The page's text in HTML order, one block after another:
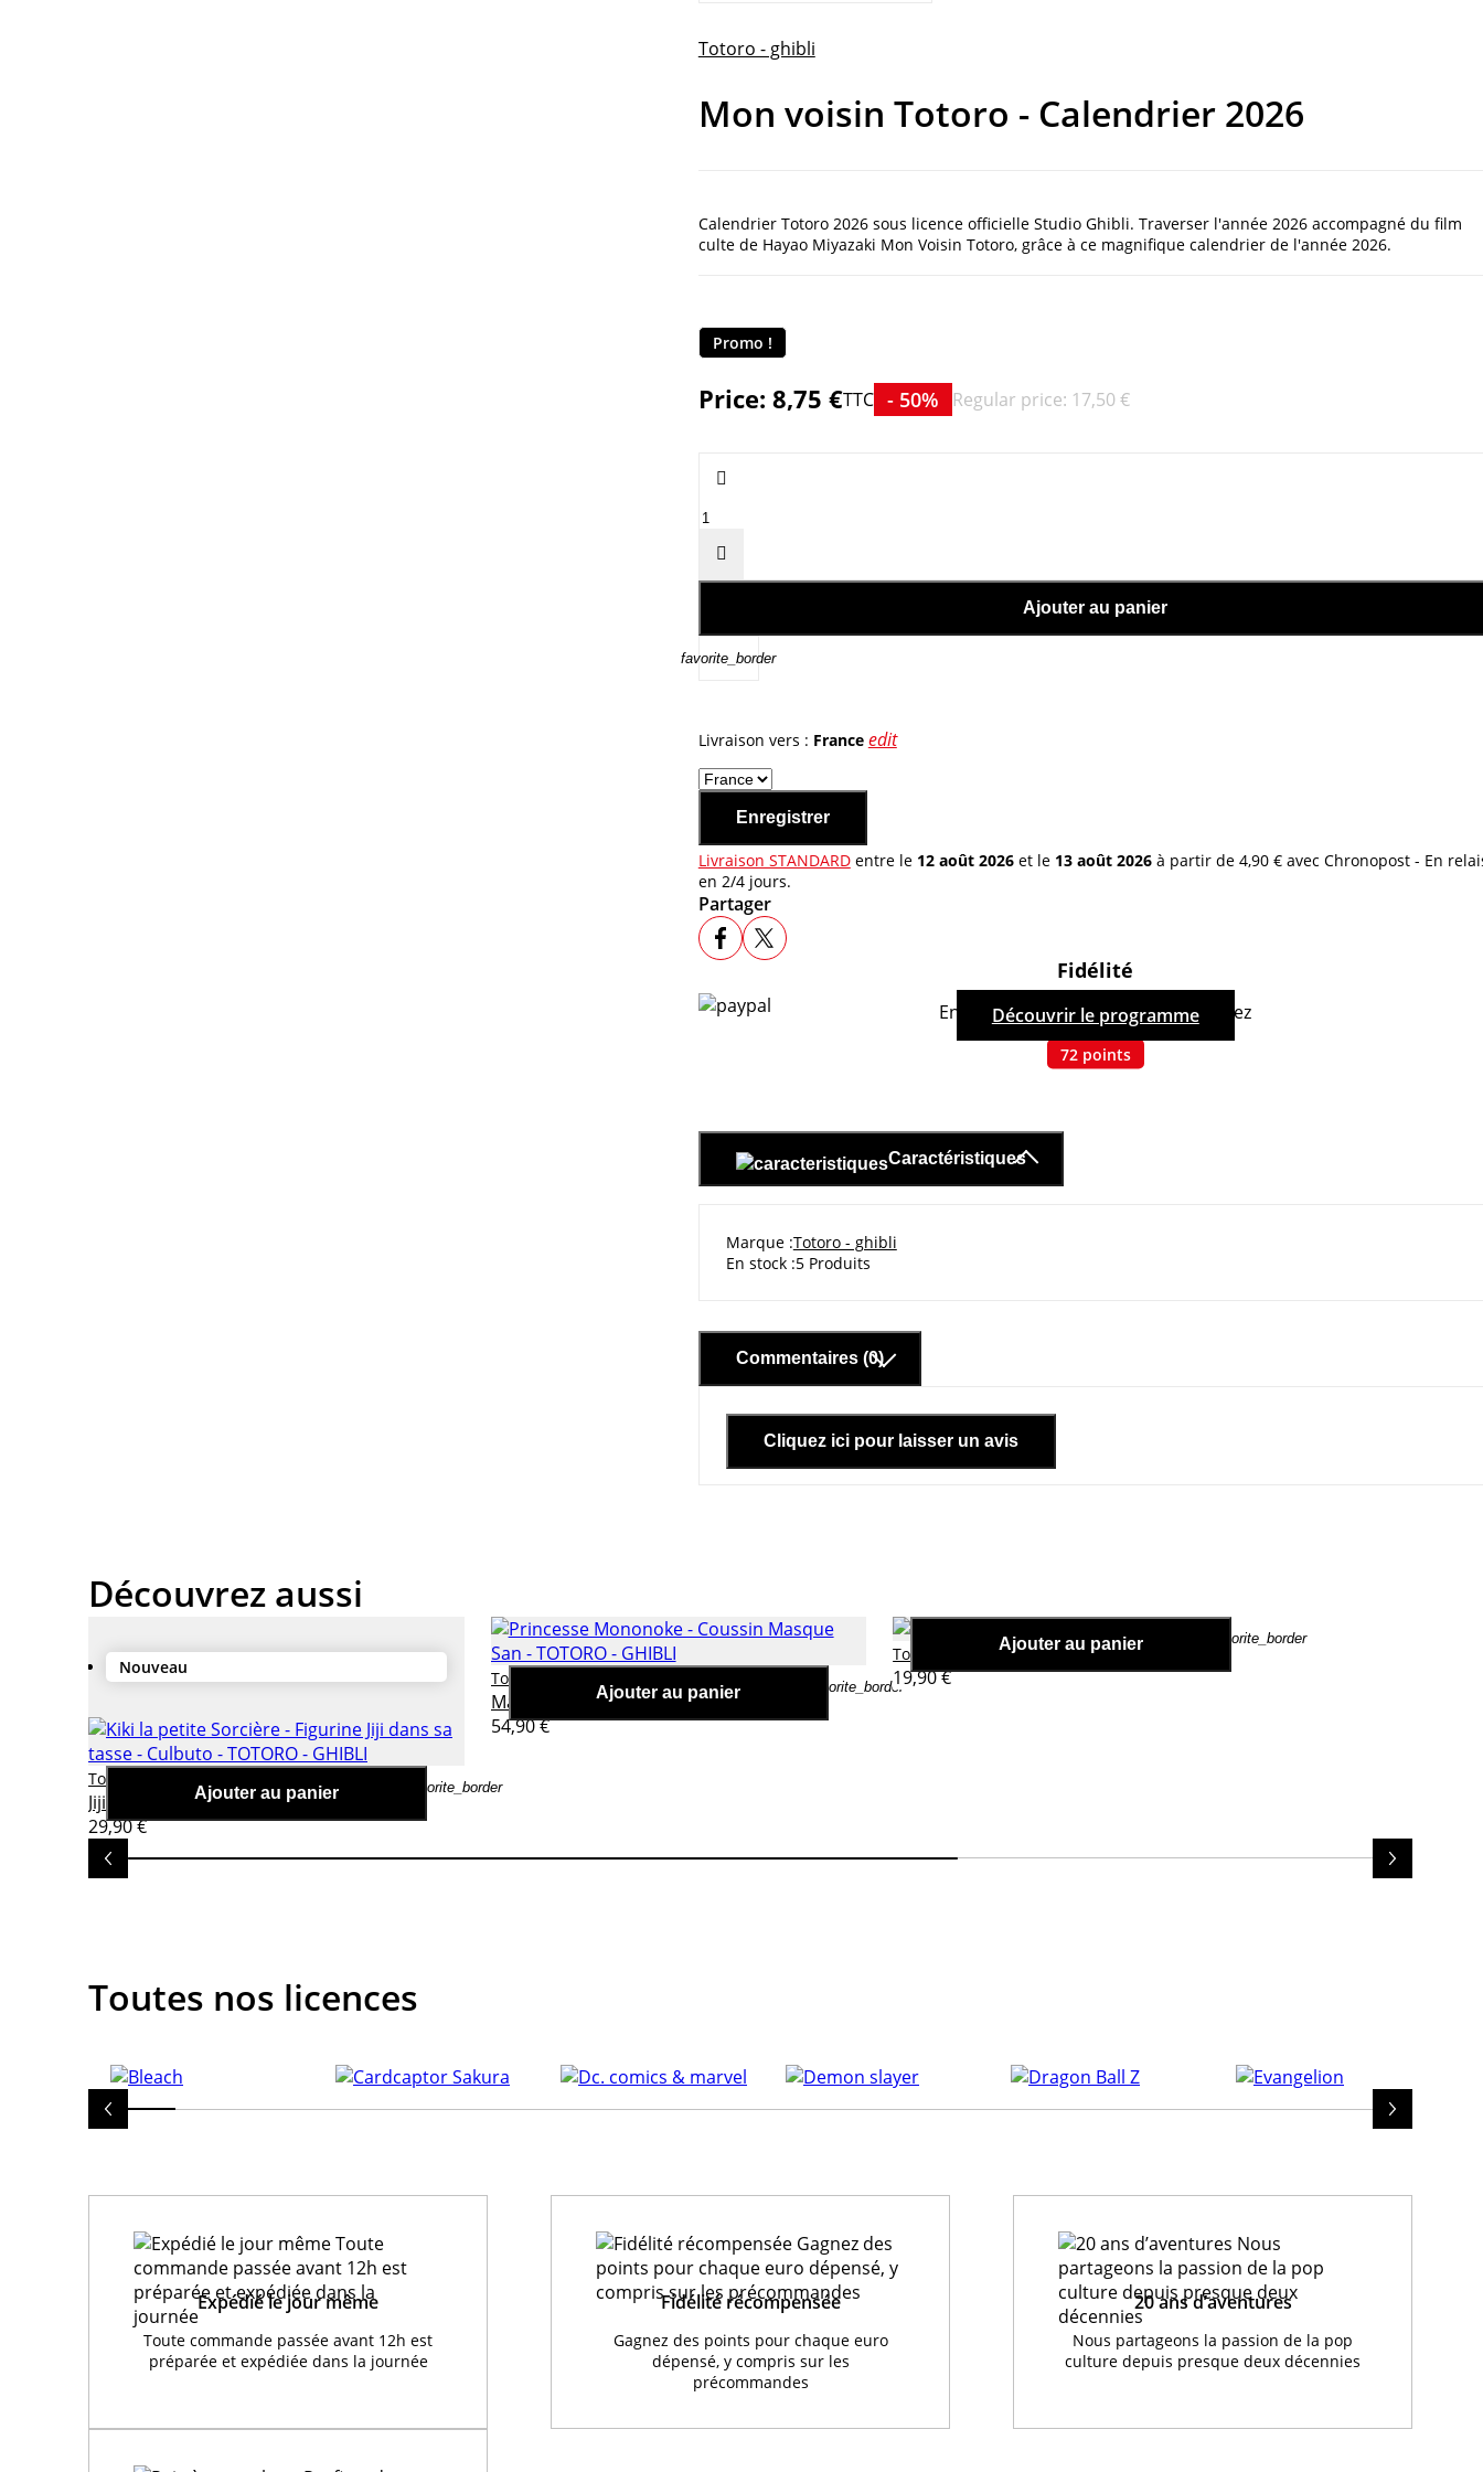
Totoro - ghibli
Mon voisin Totoro - Calendrier 2026
Calendrier Totoro 2026 sous licence officielle Studio Ghibli. Traverser l'année 2026 accompagné du film
culte de Hayao Miyazaki Mon Voisin Totoro, grâce à ce magnifique calendrier de l'année 2026.
Promo !
Price: 8,75 €TTC - 50% Regular price: 17,50 €


Ajouter au panier
favorite_border
Livraison vers : France edit
Enregistrer
Livraison STANDARDentre le 12 août 2026et le 13 août 2026à partir de 4,90 € avec Chronopost - En
en 2/4 jours.
Partager
Fidélité
En achetant ce produit, vous cumulez
72 points
Découvrir le programme
Caractéristiques
Marque Totoro - ghibli
En stock 5 Produits
Commentaires (0)
Cliquez ici pour laisser un avis
Découvrez aussi
Nouveau
Ajouter au panier favorite_border
Totoro - ghibli
Kiki la petite Sorcière - Figurine
Jiji dans sa tasse - Culbuto
29,90 €
Ajouter au panier favorite_border
Totoro - ghibli
Princesse Mononoke - Coussin
Masque San
54,90 €
Ajouter au panier favorite_border
Totoro - ghibliPeluche Calcifer
19,90 €
Toutes nos licences
Expédié le jour même
Toute commande passée avant 12h est
préparée et expédiée dans la journée
Fidélité récompensée
Gagnez des points pour chaque euro
dépensé, y compris sur les
précommandes
20 ans d’aventures
Nous partageons la passion de la pop
culture depuis presque deux décennies